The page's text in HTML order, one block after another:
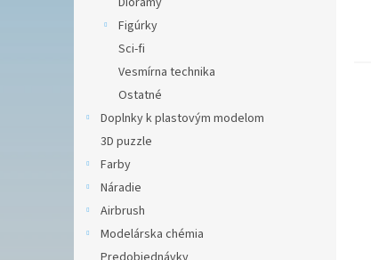
Figúrky
Sci-fi
Vesmírna technika
Ostatné
Doplnky k plastovým modelom
3D puzzle
Farby
Náradie
Airbrush
Modelárska chémia